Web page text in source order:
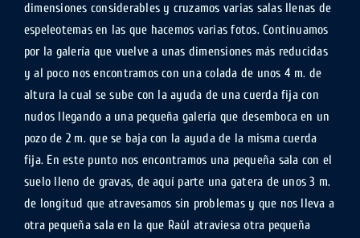
dimensiones considerables y cruzamos varias salas llenas de
espeleotemas en las que hacemos varias fotos. Continuamos
por la galería que vuelve a unas dimensiones más reducidas
y al poco nos encontramos con una colada de unos 4 m. de
altura la cual se sube con la ayuda de una cuerda fija con
nudos llegando a una pequeña galería que desemboca en un
pozo de 2 m. que se baja con la ayuda de la misma cuerda
fija. En este punto nos encontramos una pequeña sala con el
suelo lleno de gravas, de aquí parte una gatera de unos 3 m.
de longitud que atravesamos sin problemas y que nos lleva a
otra pequeña sala en la que Raúl atraviesa otra pequeña